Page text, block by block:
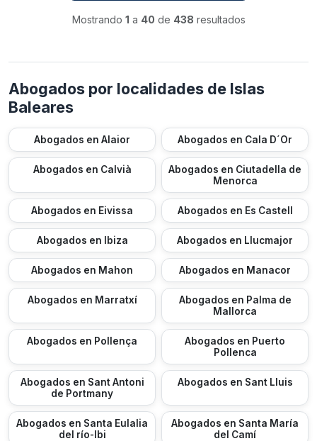
Mostrando 1 a 40 de 438 resultados
Abogados por localidades de Islas
Baleares
Abogados en Alaior Abogados en Cala D´Or
Abogados en Calvià
Abogados en Ciutadella de
Menorca
Abogados en Eivissa Abogados en Es Castell
Abogados en Ibiza Abogados en Llucmajor
Abogados en Mahon Abogados en Manacor
Abogados en Marratxí
Abogados en Palma de
Mallorca
Abogados en Pollença
Abogados en Puerto
Pollenca
Abogados en Sant Antoni
de Portmany
Abogados en Sant Lluis
Abogados en Santa Eulalia
del río-Ibi
Abogados en Santa María
del Camí